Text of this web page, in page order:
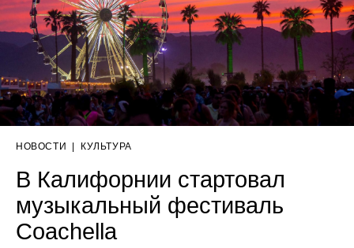
НОВОСТИ КУЛЬТУРА
В Калифорнии стартовал
музыкальный фестиваль
Coachella